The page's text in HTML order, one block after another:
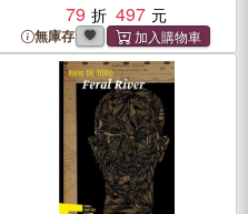
79
497
無庫存